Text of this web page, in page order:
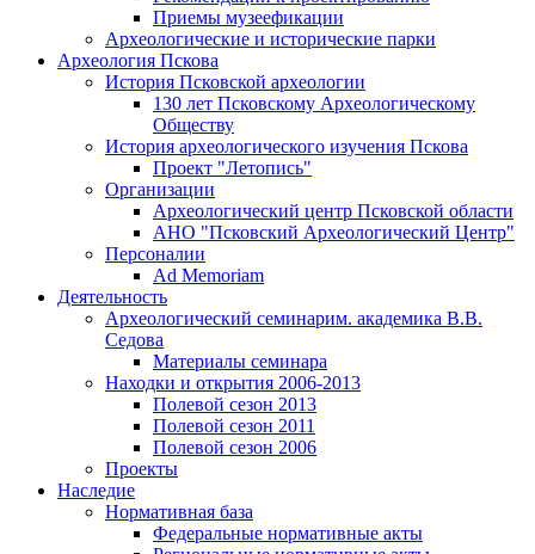
Приемы музеефикации
Археологические и исторические парки
Археология Пскова
История Псковской археологии
130 лет Псковскому Археологическому
Обществу
История археологического изучения Пскова
Проект "Летопись"
Организации
Археологический центр Псковской области
АНО "Псковский Археологический Центр"
Персоналии
Ad Memoriam
Деятельность
Археологический семинарим. академика В.В.
Седова
Материалы семинара
Находки и открытия 2006-2013
Полевой сезон 2013
Полевой сезон 2011
Полевой сезон 2006
Проекты
Наследие
Нормативная база
Федеральные нормативные акты